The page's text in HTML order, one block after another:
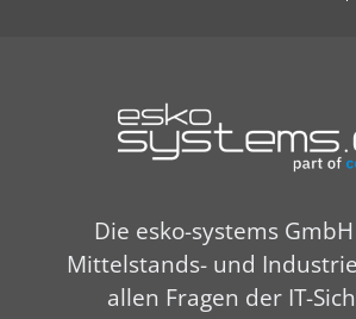
Die esko-systems
Mittelstands- und
allen Fragen der IT-